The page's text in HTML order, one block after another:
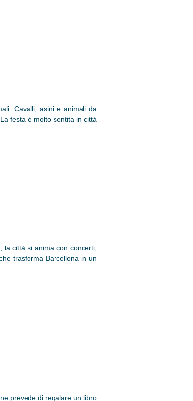
Cavalli, asini e animali da
festa è molto sentita in città
città si anima con concerti,
trasforma Barcellona in un
prevede di regalare un libro